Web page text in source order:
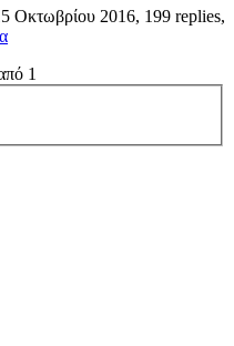
Οκτωβρίου 2016, 199 replies,
1